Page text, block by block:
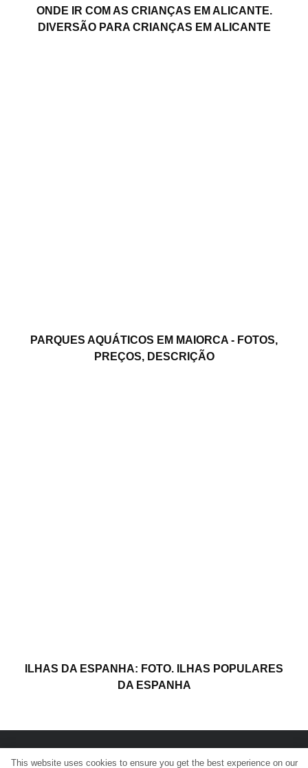
ONDE IR COM AS CRIANÇAS EM ALICANTE.
DIVERSÃO PARA CRIANÇAS EM ALICANTE
PARQUES AQUÁTICOS EM MAIORCA - FOTOS,
PREÇOS, DESCRIÇÃO
ILHAS DA ESPANHA: FOTO. ILHAS POPULARES
DA ESPANHA
This website uses cookies to ensure you get the best experience on our